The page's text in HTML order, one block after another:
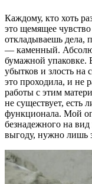
Каждому, кто хоть
это щемящее
откладываешь дела,
— каменный.
бумажной упаковке.
убытков и злость на
это проходила, и не
работы с этим
не существует, есть
функционала. Мой
безнадежного на
выгоду, нужно лишь